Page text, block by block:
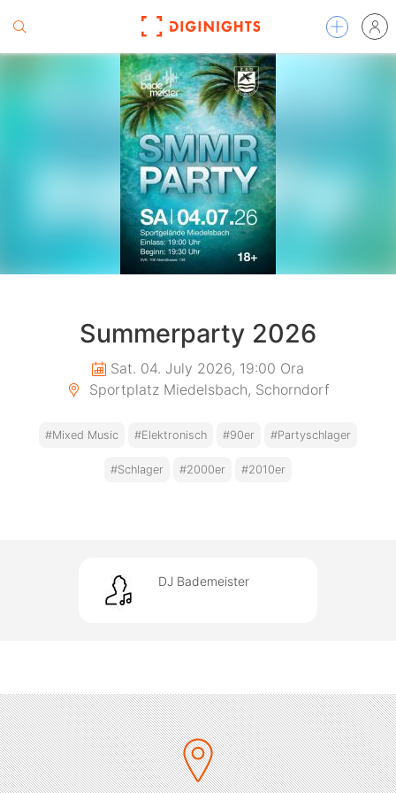
Summerparty 2026
Sat. 04. July 2026, 19:00 Ora
Sportplatz Miedelsbach, Schorndorf
#Mixed Music #Elektronisch #90er #Partyschlager
#Schlager #2000er #2010er
DJ Bademeister